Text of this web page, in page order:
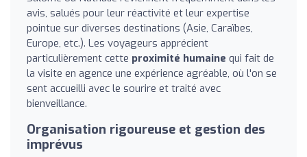
avis, salués pour leur réactivité et leur expertise
pointue sur diverses destinations (Asie, Caraïbes,
Europe, etc.). Les voyageurs apprécient
particulièrement cette proximité humaine qui fait de
la visite en agence une expérience agréable, où l'on se
sent accueilli avec le sourire et traité avec
bienveillance.
Organisation rigoureuse et gestion des
imprévus